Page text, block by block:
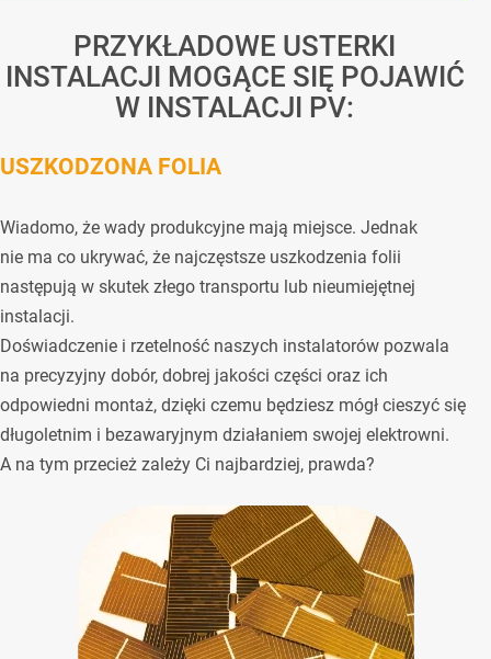
PRZYKŁADOWE USTERKI
INSTALACJI MOGĄCE SIĘ POJAWIĆ
W INSTALACJI PV:
USZKODZONA FOLIA
Wiadomo, że wady produkcyjne mają miejsce. Jednak
nie ma co ukrywać, że najczęstsze uszkodzenia folii
następują w skutek złego transportu lub nieumiejętnej
instalacji.
Doświadczenie i rzetelność naszych instalatorów pozwala
na precyzyjny dobór, dobrej jakości części oraz ich
odpowiedni montaż, dzięki czemu będziesz mógł cieszyć się
długoletnim i bezawaryjnym działaniem swojej elektrowni.
A na tym przecież zależy Ci najbardziej, prawda?